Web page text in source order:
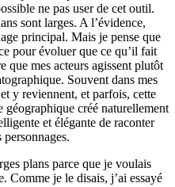
ne pas user de cet outil.
sont larges. A lʼévidence,
principal. Mais je pense que
pour évoluer que ce quʼil fait
que mes acteurs agissent plutôt
Souvent dans mes
y reviennent, et parfois, cette
géographique créé naturellement
et élégante de raconter
plans parce que je voulais
Comme je le disais, jʼai essayé